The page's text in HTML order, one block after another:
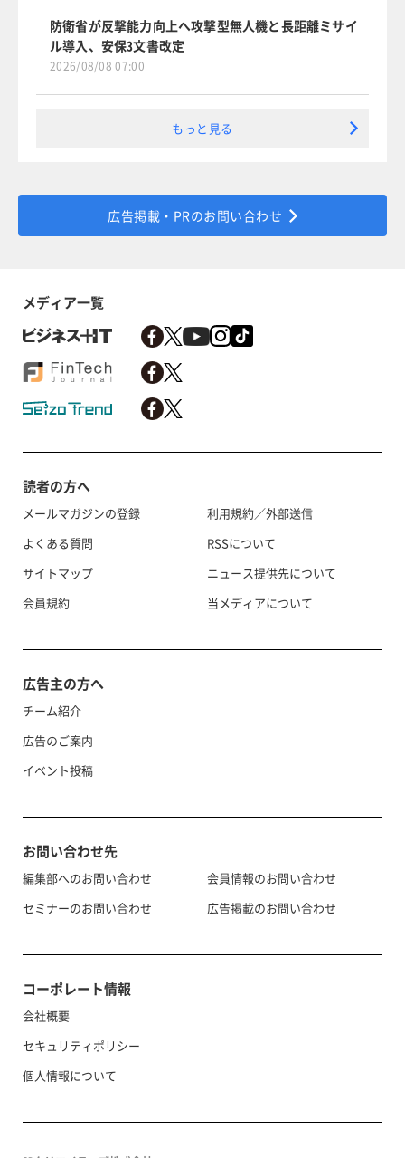
防衛省が反撃能力向上へ攻撃型無人機と長距離ミサイ
ル導入、安保3文書改定
2026/08/08 07:00
もっと見る
広告掲載・PRのお問い合わせ
メディア一覧
読者の方へ
メールマガジンの登録
よくある質問
サイトマップ
会員規約
利用規約／外部送信
RSSについて
ニュース提供先について
当メディアについて
広告主の方へ
チーム紹介
広告のご案内
イベント投稿
お問い合わせ先
編集部へのお問い合わせ
セミナーのお問い合わせ
会員情報のお問い合わせ
広告掲載のお問い合わせ
コーポレート情報
会社概要
セキュリティポリシー
個人情報について